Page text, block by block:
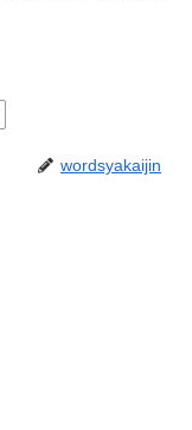
wordsyakaijin